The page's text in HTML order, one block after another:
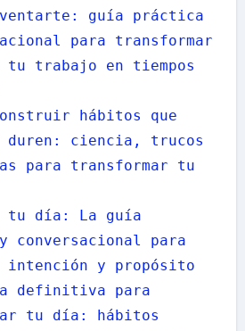
guía práctica
para transformar
trabajo en tiempos
hábitos que
duren: ciencia, trucos
para transformar tu
tu día: La guía
conversacional para
y propósito
definitiva para
tu día: hábitos